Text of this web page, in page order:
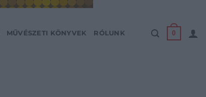
MŰVÉSZETI KÖNYVEK RÓLUNK 0